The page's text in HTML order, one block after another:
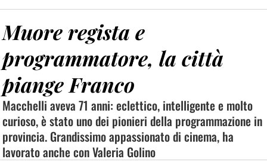
Muore regista e
programmatore, la città
piange Franco
Macchelli aveva 71 anni: eclettico, intelligente e molto
curioso, è stato uno dei pionieri della programmazione in
provincia. Grandissimo appassionato di cinema, ha
lavorato anche con Valeria Golino